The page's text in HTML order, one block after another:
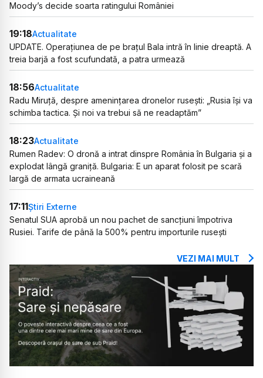
Moody’s decide soarta ratingului României
19:18Actualitate
UPDATE. Operațiunea de pe brațul Bala intră în linie dreaptă. A
treia barjă a fost scufundată, a patra urmează
18:56Actualitate
Radu Miruță, despre amenințarea dronelor rusești: „Rusia își va
schimba tactica. Și noi va trebui să ne readaptăm”
18:23Actualitate
Rumen Radev: O dronă a intrat dinspre România în Bulgaria și a
explodat lângă graniță. Bulgaria: E un aparat folosit pe scară
largă de armata ucraineană
17:11Știri Externe
Senatul SUA aprobă un nou pachet de sancțiuni împotriva
Rusiei. Tarife de până la 500% pentru importurile rusești
VEZI MAI MULT